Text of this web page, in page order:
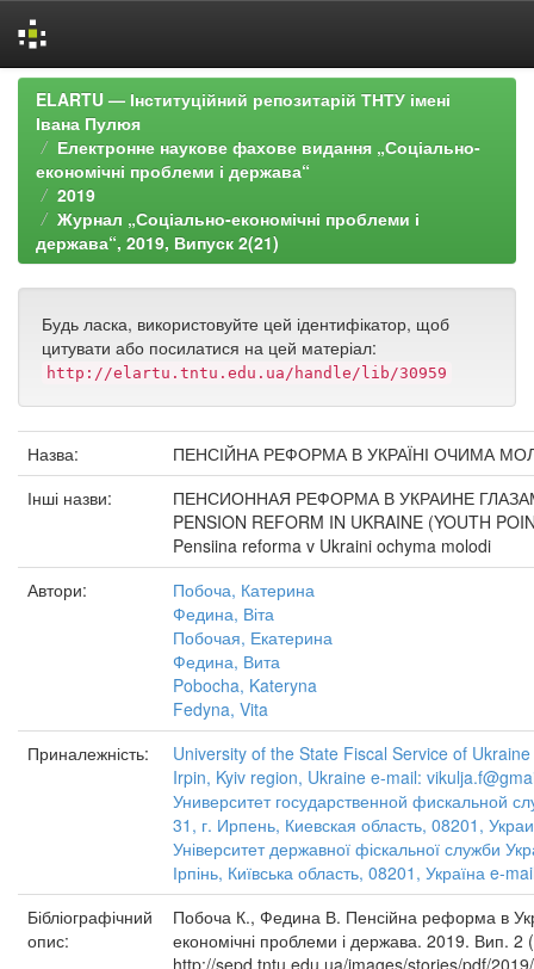
Skip
navigation
ELARTU — Інституційний репозитарій ТНТУ імені
Івана Пулюя
Електронне наукове фахове видання „Соціально-
економічні проблеми і держава“
2019
Журнал „Соціально-економічні проблеми і
держава“, 2019, Випуск 2(21)
Будь ласка, використовуйте цей ідентифікатор, щоб
цитувати або посилатися на цей матеріал:
http://elartu.tntu.edu.ua/handle/lib/30959
Назва:
ПЕНСІЙНА РЕФОРМА В УКРАЇНІ ОЧИМА
Інші назви:
ПЕНСИОННАЯ РЕФОРМА В УКРАИНЕ
PENSION REFORM IN UKRAINE (YOUTH
Pensiina reforma v Ukraini ochyma molodi
Автори:
Побоча, Катерина
Федина, Віта
Побочая, Екатерина
Федина, Вита
Pobocha, Kateryna
Fedyna, Vita
Приналежність:
University of the State Fiscal Service of
Irpin, Kyiv region, Ukraine e-mail:
Университет государственной фискальной
31, г. Ирпень, Киевская область, 08201,
Університет державної фіскальної служби
Ірпінь, Київська область, 08201, Україна e-
Бібліографічний
опис:
Побоча К., Федина В. Пенсійна реформа в
економічні проблеми і держава. 2019. Вип.
http://sepd.tntu.edu.ua/images/stories/pdf/